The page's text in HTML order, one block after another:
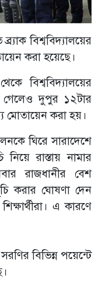
বিশ্ববিদ্যালয়ের
করা হয়েছে।
বিশ্ববিদ্যালয়ের
গেলেও দুপুর ১২টার
মোতায়েন করা হয়।
ঘিরে সারাদেশে
রাস্তায় নামার
রাজধানীর বেশ
করার ঘোষণা দেন
এ কারণে
বিভিন্ন পয়েন্টে